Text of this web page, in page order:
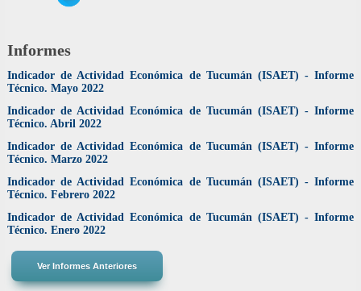
Informes
Indicador de Actividad Económica de Tucumán (ISAET) - Informe
Técnico. Mayo 2022
Indicador de Actividad Económica de Tucumán (ISAET) - Informe
Técnico. Abril 2022
Indicador de Actividad Económica de Tucumán (ISAET) - Informe
Técnico. Marzo 2022
Indicador de Actividad Económica de Tucumán (ISAET) - Informe
Técnico. Febrero 2022
Indicador de Actividad Económica de Tucumán (ISAET) - Informe
Técnico. Enero 2022